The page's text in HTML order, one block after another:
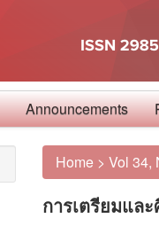
Announcements
Home > Vol 34,
การเตรียมแล